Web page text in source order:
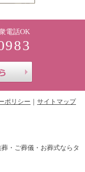
電話OK
ポリシー サイトマップ
・ご葬儀・お葬式ならタ